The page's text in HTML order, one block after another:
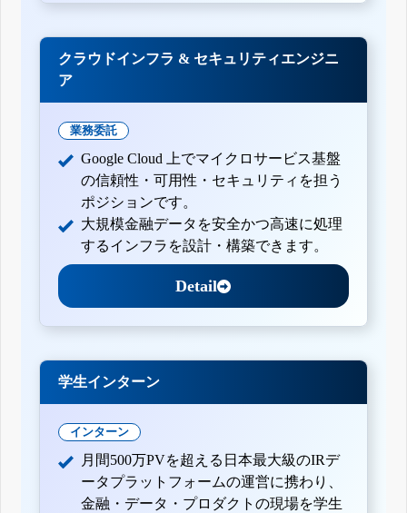
クラウドインフラ & セキュリティエンジニ
ア
業務委託
Google Cloud 上でマイクロサービス基盤
の信頼性・可用性・セキュリティを担う
ポジションです。
大規模金融データを安全かつ高速に処理
するインフラを設計・構築できます。
Detail
学生インターン
インターン
月間500万PVを超える日本最大級のIRデ
ータプラットフォームの運営に携わり、
金融・データ・プロダクトの現場を学生